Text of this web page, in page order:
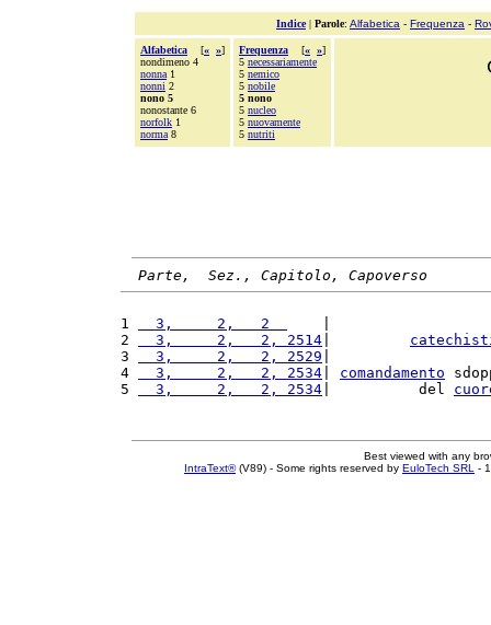
Indice| Parole: Alfabetica - Frequenza -
Alfabetica [« »]
nondimeno 4
nonna 1
nonni 2
nono 5
nonostante 6
norfolk 1
norma 8
Frequenza [« »]
5 necessariamente
5 nemico
5 nobile
5 nono
5 nucleo
5 nuovamente
5 nutriti
Parte,  Sez., Capitolo, Capoverso
1
  3,     2,   2
2
  3,     2,   2, 2514
3
  3,     2,   2, 2529
4
  3,     2,   2, 2534
comandamento
5
  3,     2,   2, 2534
|          del
Best viewed with any
IntraText®(V89) - Some rights reserved by EuloTech SRL -